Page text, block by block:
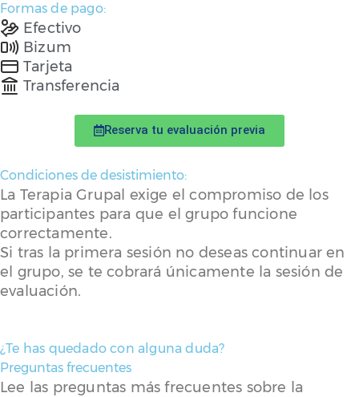
Formas de pago:
Efectivo
Bizum
Tarjeta
Transferencia
Reserva tu evaluación previa
Condiciones de desistimiento:
La Terapia Grupal exige el compromiso de los
participantes para que el grupo funcione
correctamente.
Si tras la primera sesión no deseas continuar en
el grupo, se te cobrará únicamente la sesión de
evaluación.
¿Te has quedado con alguna duda?
Preguntas frecuentes
Lee las preguntas más frecuentes sobre la